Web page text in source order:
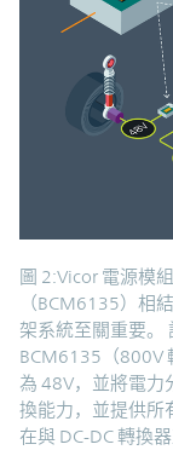
圖 2:Vicor 電源模
（BCM6135）相
架系統至關重要。
BCM6135（800V
為 48V，並將電力
換能力，並提供所
在與 DC-DC 轉換